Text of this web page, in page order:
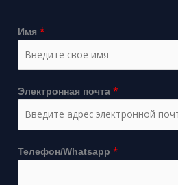
Имя *
Электронная почта *
Телефон/Whatsapp *